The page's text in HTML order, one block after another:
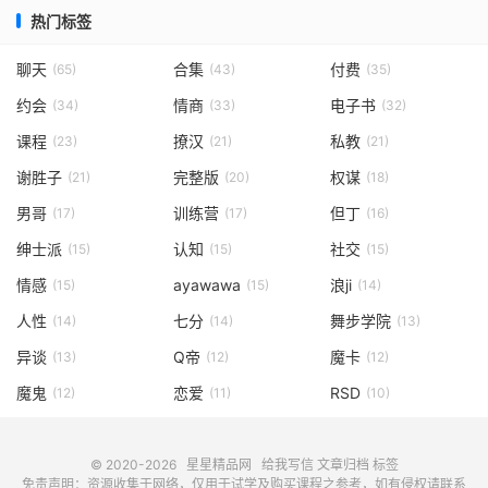
热门标签
聊天 (65) 合集 (43) 付费 (35)
约会 (34) 情商 (33) 电子书 (32)
课程 (23) 撩汉 (21) 私教 (21)
谢胜子 (21) 完整版 (20) 权谋 (18)
男哥 (17) 训练营 (17) 但丁 (16)
绅士派 (15) 认知 (15) 社交 (15)
情感 (15) ayawawa (15) 浪ji (14)
人性 (14) 七分 (14) 舞步学院 (13)
异谈 (13) Q帝 (12) 魔卡 (12)
魔鬼 (12) 恋爱 (11) RSD (10)
© 2020-2026 星星精品网 给我写信 文章归档 标签
免责声明：资源收集于网络，仅用于试学及购买课程之参考，如有侵权请联系